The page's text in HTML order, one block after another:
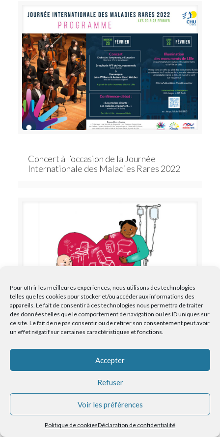
Pour offrir les meilleures expériences, nous utilisons des technologies
telles que les cookies pour stocker et/ou accéder aux informations des
appareils. Le fait de consentir à ces technologies nous permettra de traiter
des données telles que le comportement de navigation ou les ID uniques sur
ce site. Le fait de ne pas consentir ou de retirer son consentement peut avoir
un effet négatif sur certaines caractéristiques et fonctions.
Accepter
Refuser
Voir les préférences
Politique de cookiesDéclaration de confidentialité
Concert à l’occasion de la Journée
Internationale des Maladies Rares 2022
l’unité d’hématologie pédiatrique